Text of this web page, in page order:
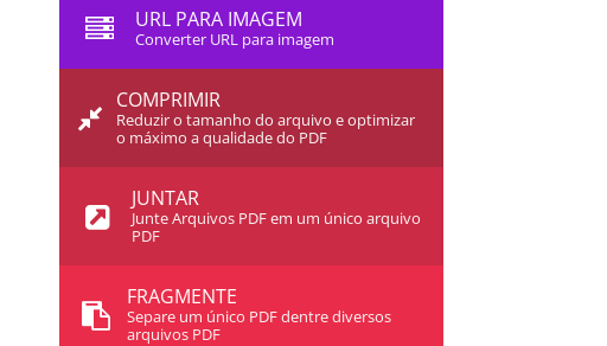
URL PARA IMAGEM
Converter URL para imagem
COMPRIMIR
Reduzir o tamanho do arquivo e optimizar
o máximo a qualidade do PDF
JUNTAR
Junte Arquivos PDF em um único arquivo
PDF
FRAGMENTE
Separe um único PDF dentre diversos
arquivos PDF